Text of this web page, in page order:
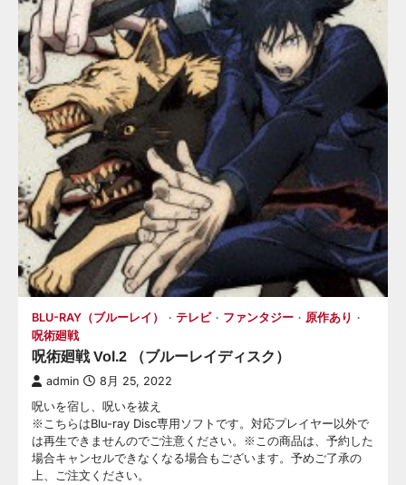
BLU-RAY（ブルーレイ） テレビ ファンタジー
原作あり
呪術廻戦
呪術廻戦 Vol.2 （ブルーレイディスク）
admin 8月 25, 2022
呪いを宿し、呪いを祓え
※こちらはBlu-ray Disc専用ソフトです。対応プレイヤー以外で
は再生できませんのでご注意ください。※この商品は、予約した
場合キャンセルできなくなる場合もございます。予めご了承の
上、ご注文ください。